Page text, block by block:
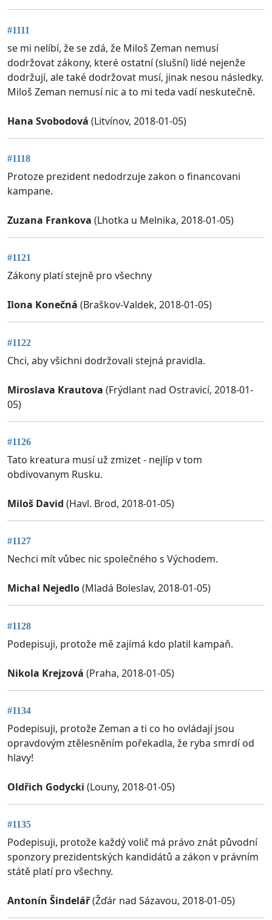
#1111
se mi nelíbí, že se zdá, že Miloš Zeman nemusí
dodržovat zákony, které ostatní (slušní) lidé nejenže
dodržují, ale také dodržovat musí, jinak nesou následky.
Miloš Zeman nemusí nic a to mi teda vadí neskutečně.
Hana Svobodová (Litvínov, 2018-01-05)
#1118
Protoze prezident nedodrzuje zakon o financovani
kampane.
Zuzana Frankova (Lhotka u Melnika, 2018-01-05)
#1121
Zákony platí stejně pro všechny
Ilona Konečná (Braškov-Valdek, 2018-01-05)
#1122
Chci, aby všichni dodržovali stejná pravidla.
Miroslava Krautova (Frýdlant nad Ostravicí, 2018-01-
05)
#1126
Tato kreatura musí už zmizet - nejlíp v tom
obdivovanym Rusku.
Miloš David (Havl. Brod, 2018-01-05)
#1127
Nechci mít vůbec nic společného s Východem.
Michal Nejedlo(Mladá Boleslav, 2018-01-05)
#1128
Podepisuji, protože mě zajímá kdo platil kampaň.
Nikola Krejzová (Praha, 2018-01-05)
#1134
Podepisuji, protože Zeman a ti co ho ovládají jsou
opravdovým ztělesněním pořekadla, že ryba smrdí od
hlavy!
Oldřich Godycki (Louny, 2018-01-05)
#1135
Podepisuji, protože každý volič má právo znát původní
sponzory prezidentských kandidátů a zákon v právním
státě platí pro všechny.
Antonín Šindelář(Žďár nad Sázavou, 2018-01-05)